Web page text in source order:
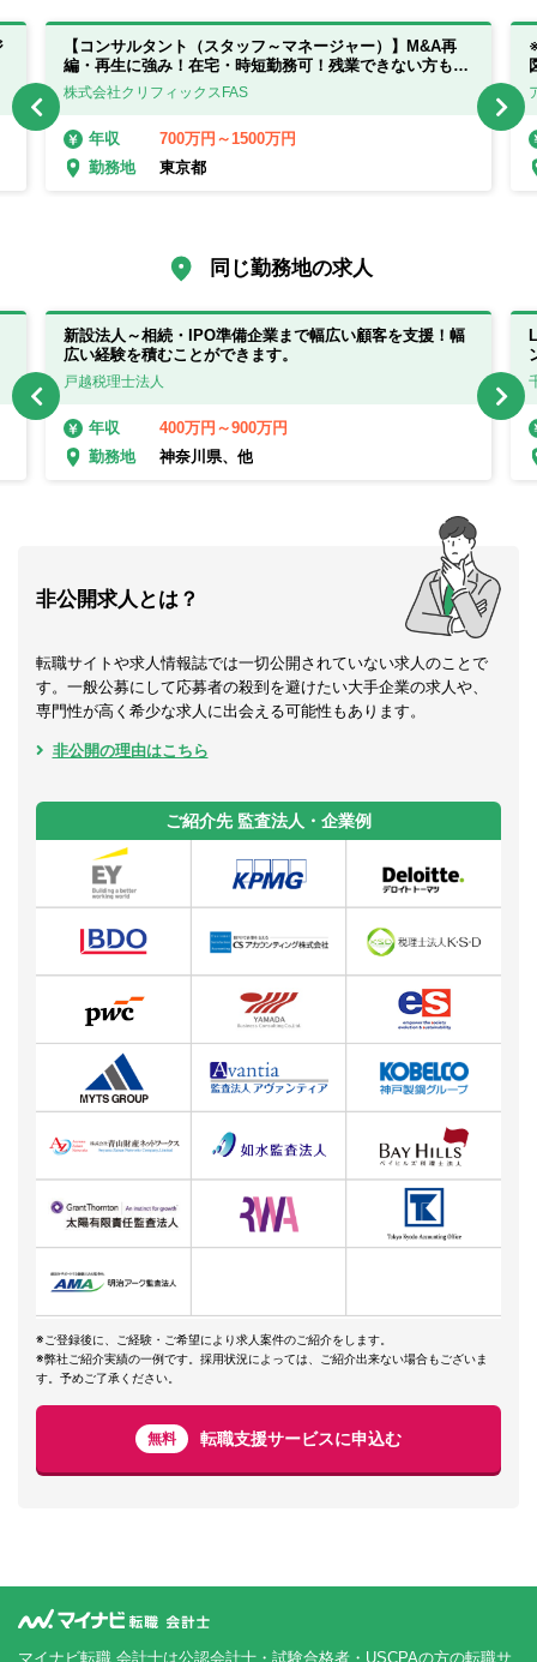
【コンサルタント（スタッフ～マネージャー）】M&A再
編・再生に強み！在宅・時短勤務可！残業できない方も応
相談！【東京都】
株式会社クリフィックスFAS
年収
700万円～1500万円
勤務地
東京都
同じ勤務地の求人
新設法人～相続・IPO準備企業まで幅広い顧客を支援！幅
広い経験を積むことができます。
戸越税理士法人
年収
400万円～900万円
勤務地
神奈川県、他
非公開求人とは？
転職サイトや求人情報誌では一切公開されていない求人のことで
す。一般公募にして応募者の殺到を避けたい大手企業の求人や、
専門性が高く希少な求人に出会える可能性もあります。
非公開の理由はこちら
ご紹介先 監査法人・企業例
※ご登録後に、ご経験・ご希望により求人案件のご紹介をします。
※弊社ご紹介実績の一例です。採用状況によっては、ご紹介出来ない場合もございま
す。予めご了承ください。
無料 転職支援サービスに申込む
マイナビ転職 会計士は公認会計士・試験合格者・USCPAの方の転職サ